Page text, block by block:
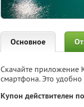
Основное
Скачайте приложение
смартфона. Это удобно
Купон действителен